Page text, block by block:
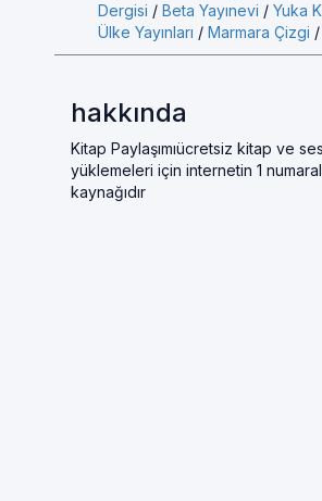
Dergisi / Beta Yayınevi / Yuka
Ülke Yayınları / Marmara Çizgi /
hakkında
Kitap Paylaşımıücretsiz kitap ve
yüklemeleri için internetin 1
kaynağıdır